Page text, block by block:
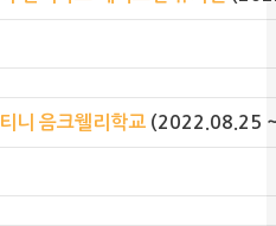
니 음크웰리학교 (2022.08.25